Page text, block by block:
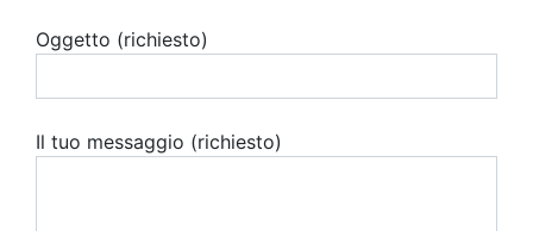
Oggetto (richiesto)
Il tuo messaggio (richiesto)